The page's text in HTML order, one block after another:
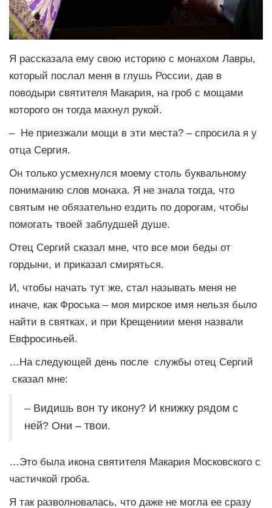
Я рассказала ему свою историю с монахом Лавры,
который послал меня в глушь России, дав в
поводыри святителя Макария, на гроб с мощами
которого он тогда махнул рукой.
– Не приезжали мощи в эти места? – спросила я у
отца Сергия.
Он только усмехнулся моему столь буквальному
пониманию слов монаха. Я не знала тогда, что
святым не обязательно ездить по дорогам, чтобы
помогать твоей заблудшей душе.
Отец Сергий сказал мне, что все мои беды от
гордыни, и приказал смиряться.
И, чтобы начать тут же, стал называть меня не
иначе, как Фроська – моя мирское имя нельзя было
найти в святках, и при Крещениии меня назвали
Евфросиньей.
…На следующей день после службы отец Сергий
сказал мне:
– Видишь вон ту икону? И книжку рядом с
ней? Они – твои.
…Это была икона святителя Макария Московского с
частичкой гроба.
Я так разволновалась, что даже не могла ее сразу